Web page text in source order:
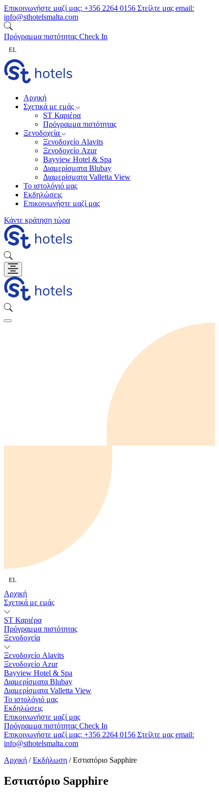
Μετάβαση στο περιεχόμενο
Επικοινωνήστε μαζί μας: +356 2264 0156 Στείλτε μας email:
info@sthotelsmalta.com
Πρόγραμμα πιστότητας Check In
EL
Αρχική
Σχετικά με εμάς
ST Καριέρα
Πρόγραμμα πιστότητας
Ξενοδοχεία
Ξενοδοχείο Alavits
Ξενοδοχείο Azur
Bayview Hotel & Spa
Διαμερίσματα Blubay
Διαμερίσματα Valletta View
Το ιστολόγιό μας
Εκδηλώσεις
Επικοινωνήστε μαζί μας
Κάντε κράτηση τώρα
EL
Αρχική
Σχετικά με εμάς
ST Καριέρα
Πρόγραμμα πιστότητας
Ξενοδοχεία
Ξενοδοχείο Alavits
Ξενοδοχείο Azur
Bayview Hotel & Spa
Διαμερίσματα Blubay
Διαμερίσματα Valletta View
Το ιστολόγιό μας
Εκδηλώσεις
Επικοινωνήστε μαζί μας
Πρόγραμμα πιστότητας Check In
Επικοινωνήστε μαζί μας: +356 2264 0156 Στείλτε μας email:
info@sthotelsmalta.com
Αρχική /Εκδήλωση /Εστιατόριο Sapphire
Εστιατόριο Sapphire